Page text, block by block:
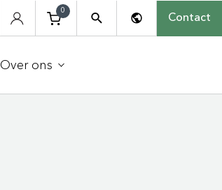
0
Contact
Over ons